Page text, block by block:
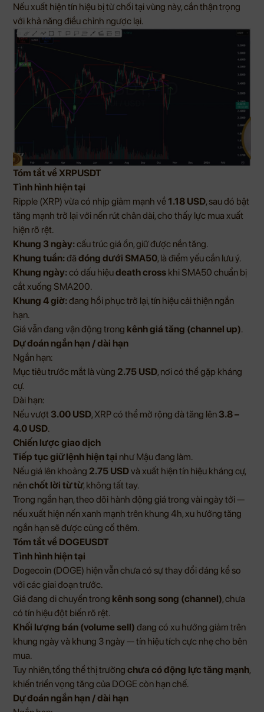
Nếu xuất hiện tín hiệu bị từ chối tại vùng này, cần thận trọng
với khả năng điều chỉnh ngược lại.
Tóm tắt về XRPUSDT
Tình hình hiện tại
Ripple (XRP) vừa có nhịp giảm mạnh về1.18 USD, sau đó bật
tăng mạnh trở lại với nến rút chân dài, cho thấy lực mua xuất
hiện rõ rệt.
Khung 3 ngày:cấu trúc giá ổn, giữ được nền tăng.
Khung tuần:đã đóng dưới SMA50, là điểm yếu cần lưu ý.
Khung ngày:có dấu hiệudeath cross khi SMA50 chuẩn bị
cắt xuống SMA200.
Khung 4 giờ:đang hồi phục trở lại, tín hiệu cải thiện ngắn
hạn.
Giá vẫn đang vận động trong kênh giá tăng (channel up).
Dự đoán ngắn hạn / dài hạn
Ngắn hạn:
Mục tiêu trước mắt là vùng 2.75 USD, nơi có thể gặp kháng
cự.
Dài hạn:
Nếu vượt 3.00 USD, XRP có thể mở rộng đà tăng lên 3.8 –
4.0 USD.
Chiến lược giao dịch
Tiếp tục giữ lệnh hiện tại như Mậu đang làm.
Nếu giá lên khoảng 2.75 USDvà xuất hiện tín hiệu kháng cự,
nênchốt lời từ từ, không tất tay.
Trong ngắn hạn, theo dõi hành động giá trong vài ngày tới —
nếu xuất hiện nến xanh mạnh trên khung 4h, xu hướng tăng
ngắn hạn sẽ được củng cố thêm.
Tóm tắt về DOGEUSDT
Tình hình hiện tại
Dogecoin (DOGE) hiện vẫn chưa có sự thay đổi đáng kể so
với các giai đoạn trước.
Giá đang di chuyển trong kênh song song (channel), chưa
có tín hiệu đột biến rõ rệt.
Khối lượng bán (volume sell) đang có xu hướng giảm trên
khung ngày và khung 3 ngày — tín hiệu tích cực nhẹ cho bên
mua.
Tuy nhiên, tổng thể thị trường chưa có động lực tăng mạnh,
khiến triển vọng tăng của DOGE còn hạn chế.
Dự đoán ngắn hạn / dài hạn